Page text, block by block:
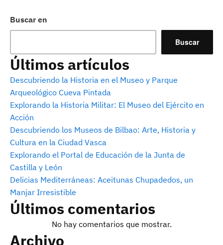
Buscar en
Buscar
Últimos artículos
Descubriendo la Historia en el Museo y Parque
Arqueológico Cueva Pintada
Explorando la Historia Militar: El Museo del Ejército en
Acción
Descubriendo los Museos de Bilbao: Arte, Historia y
Cultura en la Ciudad Vasca
Explorando el Portal de Educación de la Junta de
Castilla y León
Delicias Mediterráneas: Aceitunas Chupadedos, un
Manjar Irresistible
Últimos comentarios
No hay comentarios que mostrar.
Archivo